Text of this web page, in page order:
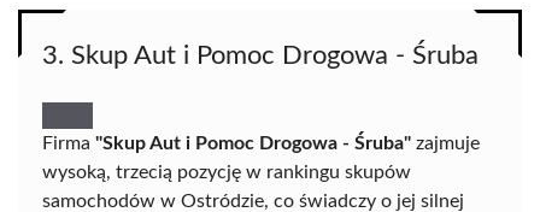
3. Skup Aut i Pomoc Drogowa - Śruba
Firma "Skup Aut i Pomoc Drogowa - Śruba" zajmuje
wysoką, trzecią pozycję w rankingu skupów
samochodów w Ostródzie, co świadczy o jej silnej